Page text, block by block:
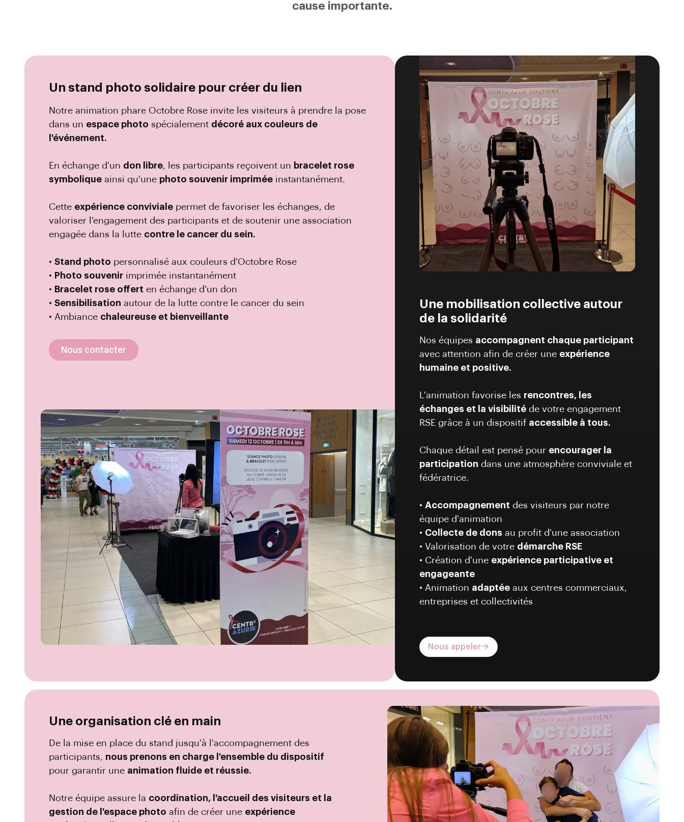
cause importante.
Un stand photo solidaire pour créer du lien
Notre animation phare Octobre Rose invite les visiteurs à prendre la pose
dans un espace photo spécialement décoré aux couleurs de
l'événement.
En échange d'un don libre, les participants reçoivent un bracelet rose
symbolique ainsi qu'une photo souvenir imprimée instantanément.
Cette expérience conviviale permet de favoriser les échanges, de
valoriser l'engagement des participants et de soutenir une association
engagée dans la lutte contre le cancer du sein.
• Stand photo personnalisé aux couleurs d'Octobre Rose
• Photo souvenir imprimée instantanément
• Bracelet rose offert en échange d'un don
• Sensibilisation autour de la lutte contre le cancer du sein
• Ambiance chaleureuse et bienveillante
Nous contacter
Une mobilisation collective autour
de la solidarité
Nos équipes accompagnent chaque participant
avec attention afin de créer une expérience
humaine et positive.
L'animation favorise les rencontres, les
échanges et la visibilitéde votre engagement
RSE grâce à un dispositif accessible à tous.
Chaque détail est pensé pour encourager la
participation dans une atmosphère conviviale et
fédératrice.
• Accompagnement des visiteurs par notre
équipe d'animation
• Collecte de dons au profit d'une association
• Valorisation de votre démarche RSE
• Création d'une expérience participative et
engageante
• Animation adaptéeaux centres commerciaux,
entreprises et collectivités
Nous appeler
Une organisation clé en main
De la mise en place du stand jusqu'à l'accompagnement des
participants, nous prenons en charge l'ensemble du dispositif
pour garantir une animation fluide et réussie.
Notre équipe assure la coordination, l'accueil des visiteurs et la
gestion de l'espace photo afin de créer une expérience